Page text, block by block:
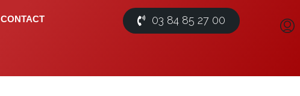
CONTACT 03 84 85 27 00